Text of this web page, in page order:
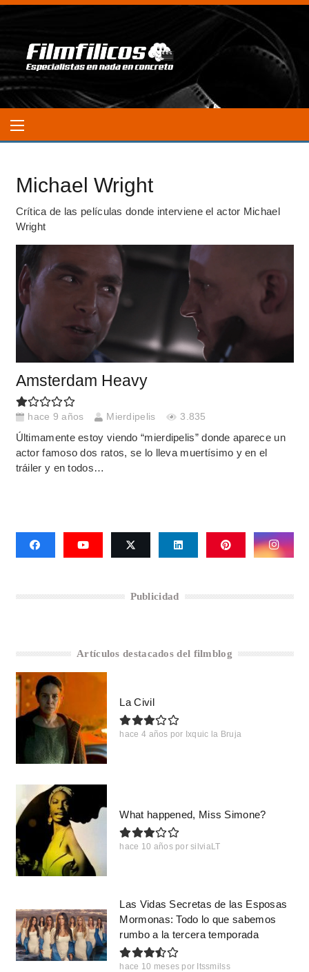
Michael Wright
Crítica de las películas donde interviene el actor Michael
Wright
Amsterdam Heavy
hace 9 años Mierdipelis 3.835
Últimamente estoy viendo “mierdipelis” donde aparece un
actor famoso dos ratos, se lo lleva muertísimo y en el
tráiler y en todos…
Publicidad
Artículos destacados del filmblog
La Civil
hace 4 años por Ixquic la Bruja
What happened, Miss Simone?
hace 10 años por silviaLT
Las Vidas Secretas de las Esposas
Mormonas: Todo lo que sabemos
rumbo a la tercera temporada
hace 10 meses por Itssmilss